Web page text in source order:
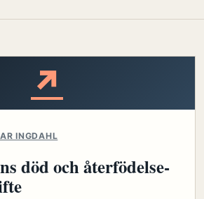
↗
INGDAHL
död och återfödelse-